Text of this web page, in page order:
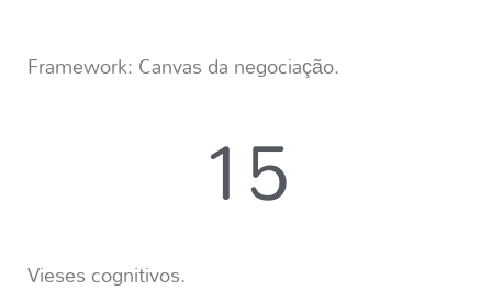
Framework: Canvas da negociação.
15
Vieses cognitivos.